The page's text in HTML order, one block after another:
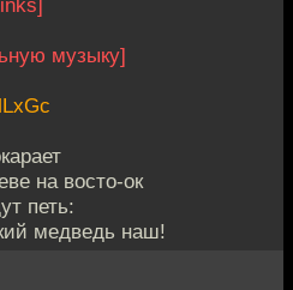
музыку]
на восто-ок
петь:
медведь наш!